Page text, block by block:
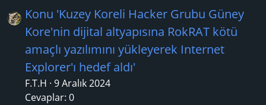
Konu 'Kuzey Koreli Hacker Grubu Güney
Kore'nin dijital altyapısına RokRAT kötü
amaçlı yazılımını yükleyerek Internet
Explorer'ı hedef aldı'
F.T.H 9 Aralık 2024
Cevaplar: 0